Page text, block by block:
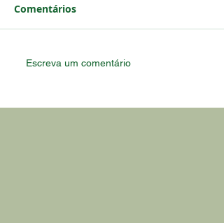
Comentários
Escreva um comentário